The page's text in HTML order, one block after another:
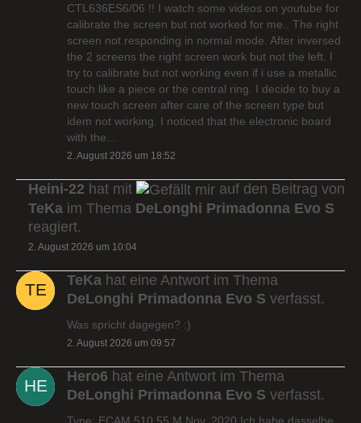
CTL636ES6/06 !! I watch some videos on youtube for
calibrate the screen but not worked for me.. The right
screen not responding in normal mode. After inversed
the 2 screens the right screen work but not the left. I
try to calibrate but not working even if i use a metallic
touch like a piece or the central ring. I decide to buy a
new touch screen after care of the screen type but
idem not working. I noticed that the electronic board
with the…
2. August 2026 um 18:52
Heini-22 hat mit
auf den Beitrag von
TeKa im Thema DeLonghi Primadonna Evo S
reagiert.
2. August 2026 um 10:04
TeKa hat eine Antwort im Thema
DeLonghi Primadonna Evo S verfasst.
Was spricht dagegen? :)
2. August 2026 um 09:57
Hero6 hat eine Antwort im Thema
DeLonghi Primadonna Evo S verfasst.
Type: ECAM 510.55.M Nov. 2020 Ich habe dasselbe